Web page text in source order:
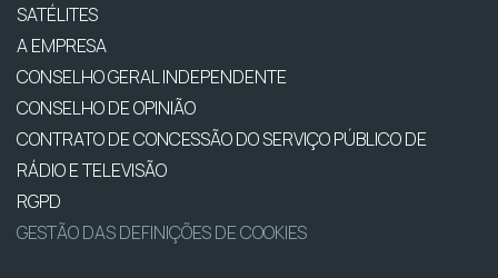
SATÉLITES
A EMPRESA
CONSELHO GERAL INDEPENDENTE
CONSELHO DE OPINIÃO
CONTRATO DE CONCESSÃO DO SERVIÇO PÚBLICO DE
RÁDIO E TELEVISÃO
RGPD
GESTÃO DAS DEFINIÇÕES DE COOKIES